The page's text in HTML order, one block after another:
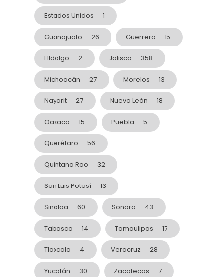
Estados Unidos 1
Guanajuato 26 Guerrero 15
HIdalgo 2 Jalisco 358
Michoacán 27 Morelos 13
Nayarit 27 Nuevo León 18
Oaxaca 15 Puebla 5
Querétaro 56
Quintana Roo 32
San Luis Potosí 13
Sinaloa 60 Sonora 43
Tabasco 14 Tamaulipas 17
Tlaxcala 4 Veracruz 28
Yucatán 30 Zacatecas 7